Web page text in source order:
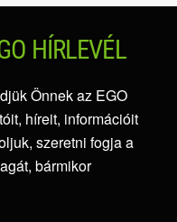
HÍRLEVÉL
Önnek az EGO
híreit, információit
szeretni fogja a
bármikor